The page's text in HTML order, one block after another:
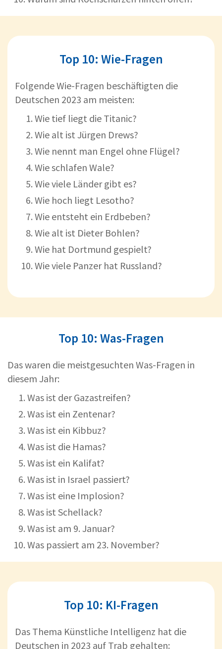
Top 10: Wie-Fragen
Folgende Wie-Fragen beschäftigten die
Deutschen 2023 am meisten:
Wie tief liegt die Titanic?
Wie alt ist Jürgen Drews?
Wie nennt man Engel ohne Flügel?
Wie schlafen Wale?
Wie viele Länder gibt es?
Wie hoch liegt Lesotho?
Wie entsteht ein Erdbeben?
Wie alt ist Dieter Bohlen?
Wie hat Dortmund gespielt?
Wie viele Panzer hat Russland?
Top 10: Was-Fragen
Das waren die meistgesuchten Was-Fragen in
diesem Jahr:
Was ist der Gazastreifen?
Was ist ein Zentenar?
Was ist ein Kibbuz?
Was ist die Hamas?
Was ist ein Kalifat?
Was ist in Israel passiert?
Was ist eine Implosion?
Was ist Schellack?
Was ist am 9. Januar?
Was passiert am 23. November?
Top 10: KI-Fragen
Das Thema Künstliche Intelligenz hat die
Deutschen in 2023 auf Trab gehalten: